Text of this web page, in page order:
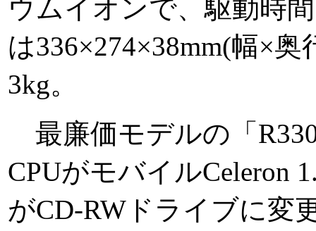
ウムイオンで、駆動時
は336×274×38mm(幅×
3kg。
最廉価モデルの「
CPUがモバイルCeleron
がCD-RWドライブに変